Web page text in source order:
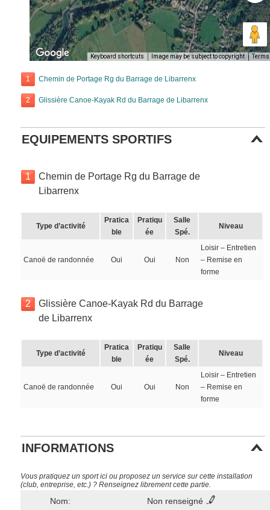
Keyboard shortcuts Image may be subject to copyright Terms
1 Chemin de Portage Rg du Barrage de Libarrenx
2 Glissière Canoe-Kayak Rd du Barrage de Libarrenx
EQUIPEMENTS SPORTIFS
1
Chemin de Portage Rg du Barrage de
Libarrenx
Type d’activité
Pratica
ble
Pratiqu
ée
Salle
Spé.
Niveau
Canoë de randonnée Oui Oui Non
Loisir – Entretien
– Remise en
forme
2
Glissière Canoe-Kayak Rd du Barrage
de Libarrenx
Type d’activité
Pratica
ble
Pratiqu
ée
Salle
Spé.
Niveau
Canoë de randonnée Oui Oui Non
Loisir – Entretien
– Remise en
forme
INFORMATIONS
Vous pratiquez un sport ici ou proposez un service sur cette installation
(club, entreprise, etc.) ? Renseignez librement cette partie.
Nom: Non renseigné